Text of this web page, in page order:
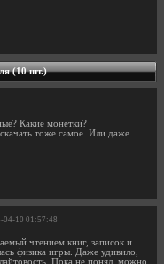
(10 шт.)
Какие монетки?
тоже самое. Или даже
04-10 01:57:48
чтением книг, записок и
физика игры. Даже удивило,
Пока не понял, можно